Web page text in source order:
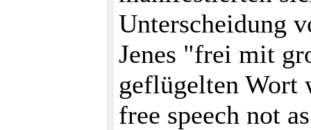
Unterscheidung
Jenes "frei mit
geflügelten Wort
free speech not